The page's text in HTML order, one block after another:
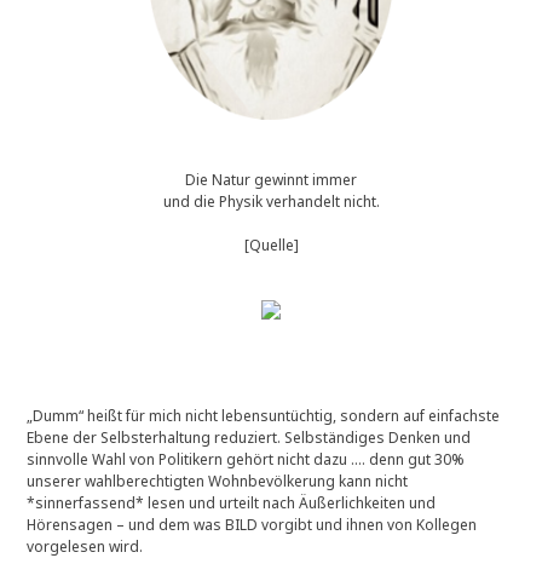
2
7
1
Die Natur gewinnt immer
und die Physik verhandelt nicht.
[Quelle]
„Dumm“ heißt für mich nicht lebensuntüchtig, sondern auf einfachste
Ebene der Selbsterhaltung reduziert. Selbständiges Denken und
sinnvolle Wahl von Politikern gehört nicht dazu …. denn gut 30%
unserer wahlberechtigten Wohnbevölkerung kann nicht
*sinnerfassend* lesen und urteilt nach Äußerlichkeiten und
Hörensagen – und dem was BILD vorgibt und ihnen von Kollegen
vorgelesen wird.